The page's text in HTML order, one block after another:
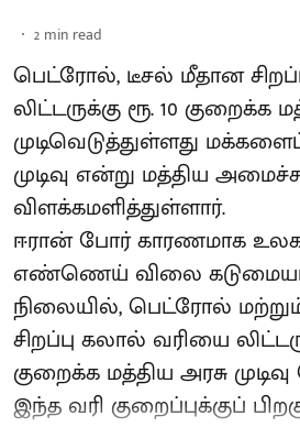
2 min read
பெட்ரோல், டீசல் மீதான
லிட்டருக்கு ரூ. 10 குறைக்க
முடிவெடுத்துள்ளது
முடிவு என்று மத்திய
விளக்கமளித்துள்ளார்.
ஈரான் போர் காரணமாக
எண்ணெய் விலை
நிலையில், பெட்ரோல்
சிறப்பு கலால் வரியை
குறைக்க மத்திய அரசு
இந்த வரி குறைப்புக்குப்